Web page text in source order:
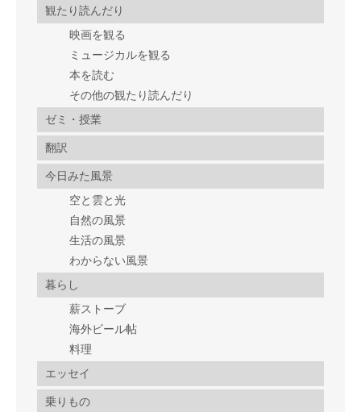
観たり読んだり
映画を観る
ミュージカルを観る
本を読む
その他の観たり読んだり
ゼミ・授業
翻訳
今日みた風景
空と雲と光
自然の風景
生活の風景
わからない風景
暮らし
薪ストーブ
海外ビール帖
料理
エッセイ
乗りもの